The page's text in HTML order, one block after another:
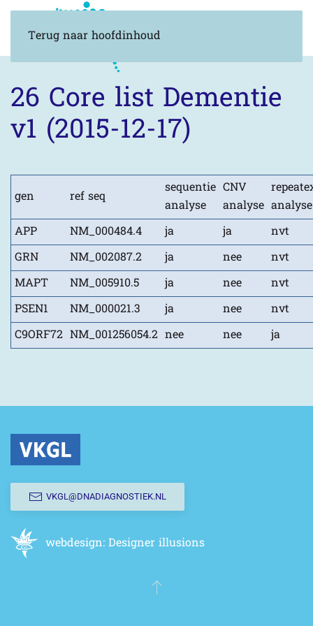
Terug naar hoofdinhoud
26 Core list Dementie
v1 (2015-12-17)
gen ref seq
sequentie
analyse
CNV
analyse analyse
APP
NM_000484.4 ja ja
nvt
GRN
NM_002087.2 ja nee
nvt
MAPT
NM_005910.5 ja nee
nvt
PSEN1
NM_000021.3 ja nee
nvt
C9ORF72 NM_001256054.2 nee nee ja
VKGL@DNADIAGNOSTIEK.NL
webdesign: Designer illusions